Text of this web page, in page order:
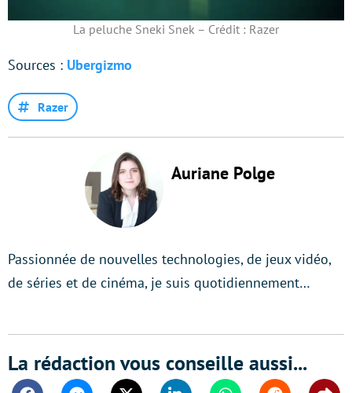
La peluche Sneki Snek – Crédit : Razer
Sources : Ubergizmo
Razer
Auriane Polge
Passionnée de nouvelles technologies, de jeux vidéo,
de séries et de cinéma, je suis quotidiennement…
La rédaction vous conseille aussi...